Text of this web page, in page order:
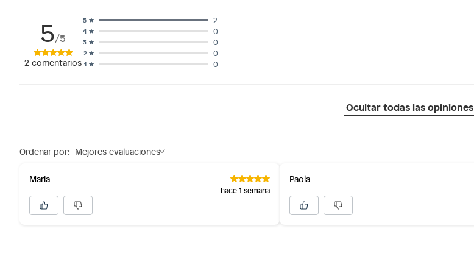
5/5
2 comentarios 1 0
2 0
3 0
4 0
5 2
Ocultar todas las opiniones
Ordenar por: Mejores evaluaciones
Maria
hace 1 semana
Paola